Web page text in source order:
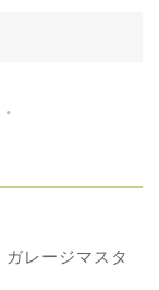
レージマスタ